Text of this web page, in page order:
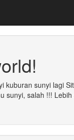
kuburan sunyi lagi
sunyi, salah !!!